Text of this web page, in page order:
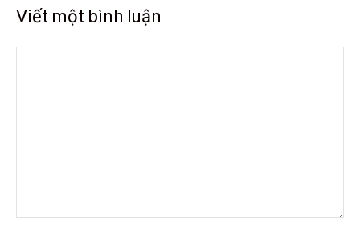
Viết một bình luận